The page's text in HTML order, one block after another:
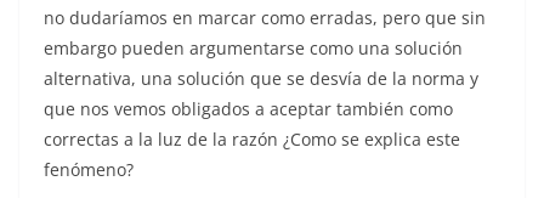
no dudaríamos en marcar como erradas, pero que sin
embargo pueden argumentarse como una solución
alternativa, una solución que se desvía de la norma y
que nos vemos obligados a aceptar también como
correctas a la luz de la razón ¿Como se explica este
fenómeno?